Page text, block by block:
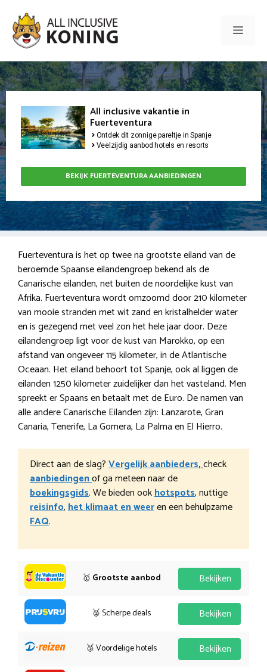
naar
inhoud
Menu
All inclusive vakantie in
Fuerteventura
Ontdek dit zonnige pareltje in Spanje
Veelzijdig aanbod hotels en resorts
BEKIJK FUERTEVENTURA AANBIEDINGEN
Fuerteventura is het op twee na grootste eiland van de
beroemde Spaanse eilandengroep bekend als de
Canarische eilanden, net buiten de noordelijke kust van
Afrika. Fuerteventura wordt omzoomd door 210 kilometer
van mooie stranden met wit zand en kristalhelder water
en is gezegend met veel zon het hele jaar door. Deze
eilandengroep ligt voor de kust van Marokko, op een
afstand van ongeveer 115 kilometer, in de Atlantische
Oceaan. Het eiland behoort tot Spanje, ook al liggen de
eilanden 1250 kilometer zuidelijker dan het vasteland. Men
spreekt er Spaans en betaalt met de Euro. De namen van
alle andere Canarische Eilanden zijn: Lanzarote, Gran
Canaria, Tenerife, La Gomera, La Palma en El Hierro.
Direct aan de slag?Vergelijk aanbieders,check
aanbiedingenof ga meteen naar de
boekingsgids. We bieden ookhotspots, nuttige
reisinfo,het klimaat en weeren een behulpzame
FAQ.
🥇 Grootste aanbod Bekijken
🥈 Scherpe deals Bekijken
🥉 Voordelige hotels Bekijken